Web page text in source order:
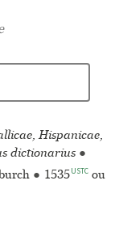
Hispanicae,
dictionarius ●
● 1535USTC ou